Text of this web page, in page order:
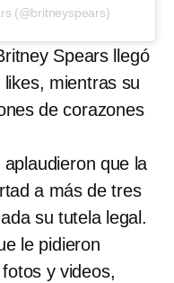
(@britneyspears)
Spears llegó
mientras su
de corazones
que la
a más de tres
su tutela legal.
le pidieron
y videos,